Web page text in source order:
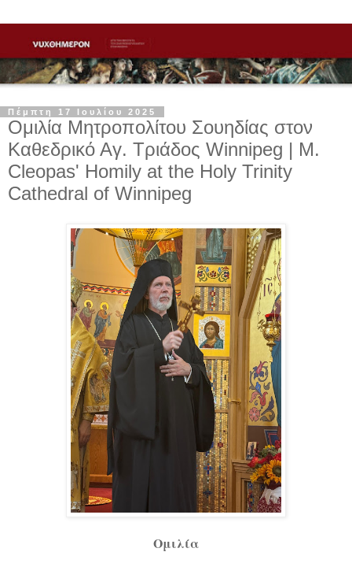
Πέμπτη 17 Ιουλίου 2025
Ομιλία Μητροπολίτου Σουηδίας στον
Καθεδρικό Αγ. Τριάδος Winnipeg | M.
Cleopas' Homily at the Holy Trinity
Cathedral of Winnipeg
Ομιλία